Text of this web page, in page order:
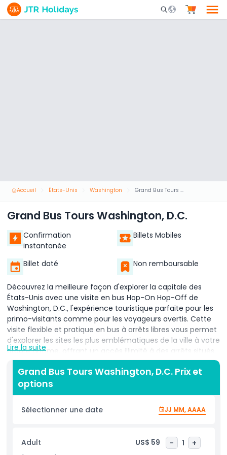
Mobile Search
Accueil États-Unis Washington Grand Bus Tours Washington, D.C.
Grand Bus Tours Washington, D.C.
Confirmation
instantanée
Billets Mobiles
Billet daté Non remboursable
Découvrez la meilleure façon d'explorer la capitale des
États-Unis avec une visite en bus Hop-On Hop-Off de
Washington, D.C., l'expérience touristique parfaite pour les
primo-visitants comme pour les voyageurs avertis. Cette
visite flexible et pratique en bus à arrêts libres vous permet
d'explorer les sites les plus emblématiques de la ville à votre
propre rythme, offrant un accès illimité à des arrêts situés
stratégiquement près d'attractions incontournables telles
que la Maison Blanche, le Capitole, le Mémorial Jefferson, le
Mémorial Lincoln et les musées Smithsonian. Que vous
souhaitiez plonger dans l'histoire politique, admirer des
monuments nationaux ou flâner dans des musées de
classe mondiale, cette visite touristique de Washington,
relaxante à bord d'un bus confortable à toit découvert qui
parcourt des itinéraires pittoresques à travers des quartiers
Lire la suite
Grand Bus Tours Washington, D.C. Prix et
options
Sélectionner une date JJ MM, AAAA
Adult US$ 59 - 1 +